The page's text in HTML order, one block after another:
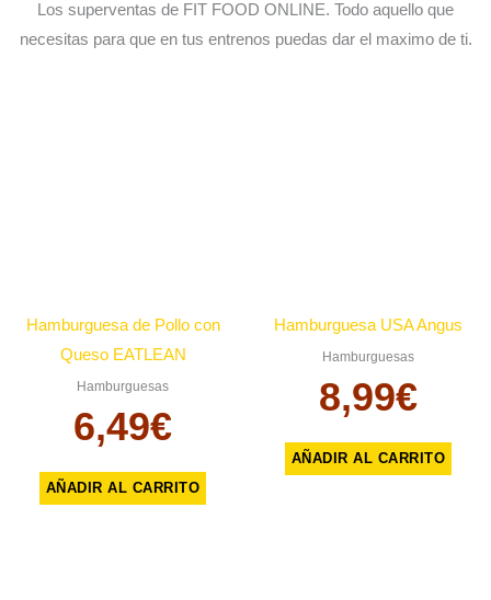
Los superventas de FIT FOOD ONLINE. Todo aquello que
necesitas para que en tus entrenos puedas dar el maximo de ti.
Hamburguesa de Pollo con
Queso EATLEAN
Hamburguesas
6,49€
AÑADIR AL CARRITO
Hamburguesa USA Angus
Hamburguesas
8,99€
AÑADIR AL CARRITO